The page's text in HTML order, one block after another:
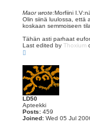
s
t
Maor wrote:Morfiini
Olin siinä luulossa, että
koskaan semmoiseen
Tähän asti parhaat
Last edited by Thoxium
p
LD50
Apteekki
Posts: 459
Joined: Wed 05 Jul